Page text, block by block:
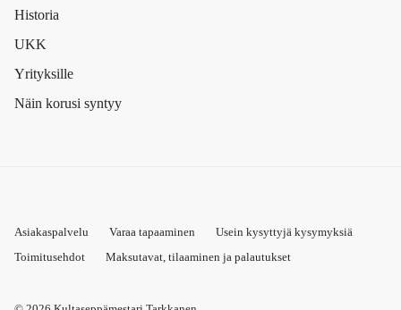
Historia
UKK
Yrityksille
Näin korusi syntyy
Asiakaspalvelu Varaa tapaaminen
Usein kysyttyjä kysymyksiä
Toimitusehdot
Maksutavat, tilaaminen ja palautukset